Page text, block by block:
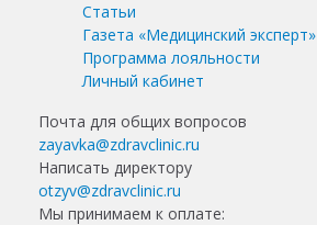
Статьи
Газета «Медицинский эксперт»
Программа лояльности
Личный кабинет
Почта для общих вопросов
zayavka@zdravclinic.ru
Написать директору
otzyv@zdravclinic.ru
Мы принимаем к оплате: